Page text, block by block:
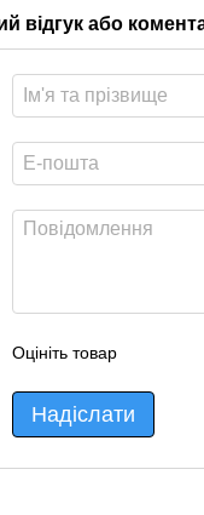
відгук або
Оцініть товар
Надіслати